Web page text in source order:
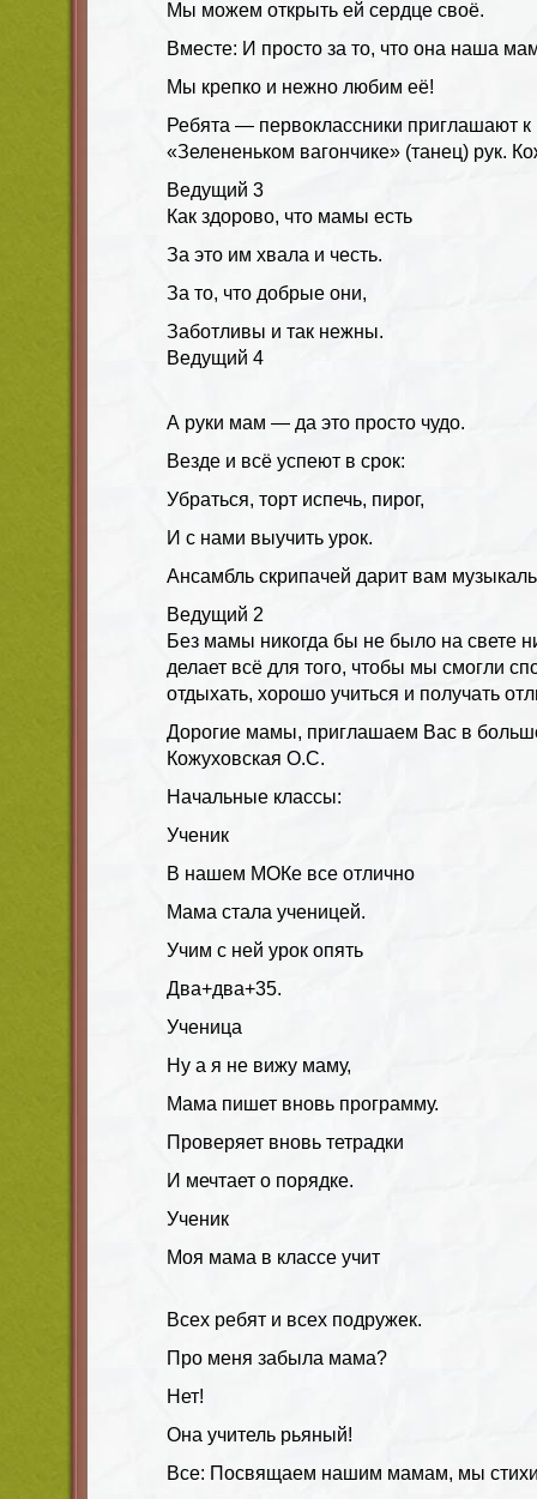
Мы можем открыть ей сердце своё.
Вместе: И просто за то, что она наша
Мы крепко и нежно любим её!
Ребята — первоклассники приглашают
«Зелененьком вагончике» (танец) рук.
Ведущий 3
Как здорово, что мамы есть
За это им хвала и честь.
За то, что добрые они,
Заботливы и так нежны.
Ведущий 4
А руки мам — да это просто чудо.
Везде и всё успеют в срок:
Убраться, торт испечь, пирог,
И с нами выучить урок.
Ансамбль скрипачей дарит вам
Ведущий 2
Без мамы никогда бы не было на свете
делает всё для того, чтобы мы смогли
отдыхать, хорошо учиться и получать
Дорогие мамы, приглашаем Вас в
Кожуховская О.С.
Начальные классы:
Ученик
В нашем МОКе все отлично
Мама стала ученицей.
Учим с ней урок опять
Два+два+35.
Ученица
Ну а я не вижу маму,
Мама пишет вновь программу.
Проверяет вновь тетрадки
И мечтает о порядке.
Ученик
Моя мама в классе учит
Всех ребят и всех подружек.
Про меня забыла мама?
Нет!
Она учитель рьяный!
Все: Посвящаем нашим мамам, мы